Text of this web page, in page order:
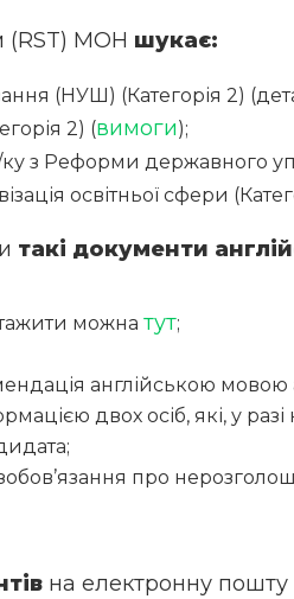
(RST) МОН шукає:
(НУШ) (Категорія 2)
2) (вимоги);
з Реформи державного
освітньої сфери
такі документи
можна тут;
англійською мовою
двох осіб, які, у разі
про
на електронну пошту